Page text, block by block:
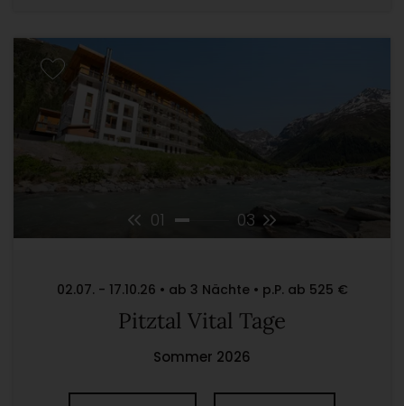
01 03
02.07. - 17.10.26 • ab 3 Nächte • p.P. ab 525 €
Pitztal Vital Tage
Sommer 2026